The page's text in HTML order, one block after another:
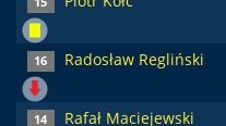
16 Radosław Regliński
14 Rafał Maciejewski